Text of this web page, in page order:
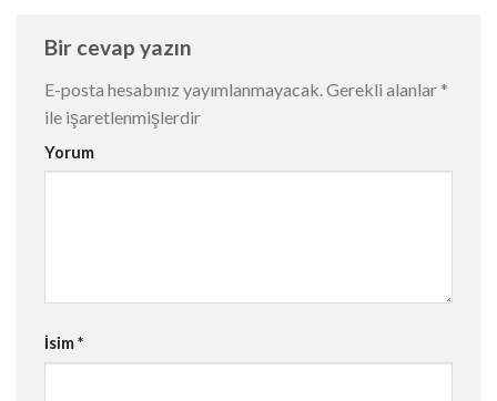
Bir cevap yazın
E-posta hesabınız yayımlanmayacak. Gerekli alanlar *
ile işaretlenmişlerdir
Yorum
İsim*